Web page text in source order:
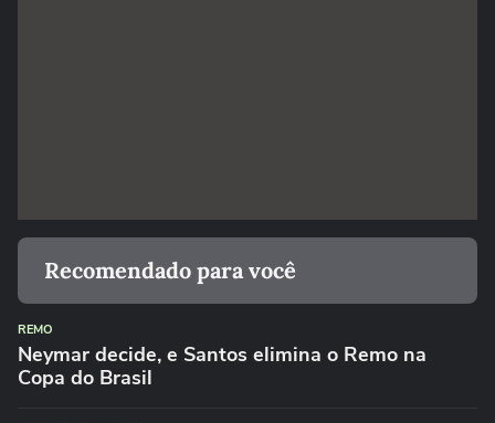
Recomendado para você
REMO
Neymar decide, e Santos elimina o Remo na
Copa do Brasil